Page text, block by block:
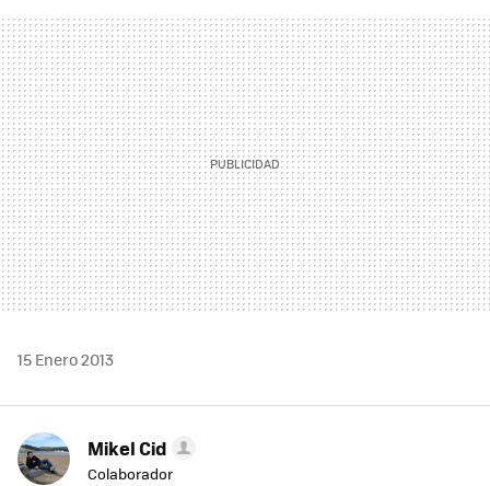
MAIL
15 Enero 2013
Mikel Cid
Colaborador